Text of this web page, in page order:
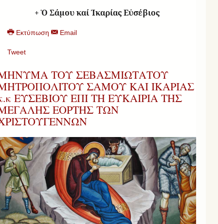
+ Ὁ Σάμου καί Ἰκαρίας Εὐσέβιος
Εκτύπωση Email
Tweet
ΤΟΥ ΣΕΒΑΣΜΙΩΤΑΤΟΥ
ΣΑΜΟΥ ΚΑΙ ΙΚΑΡΙΑΣ
ΕΥΣΕΒΙΟΥ ΕΠΙ ΤΗ ΕΥΚΑΙΡΙΑ ΤΗΣ
ΕΟΡΤΗΣ ΤΩΝ